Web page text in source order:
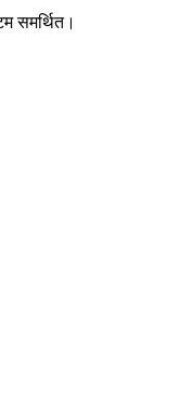
समर्थित।